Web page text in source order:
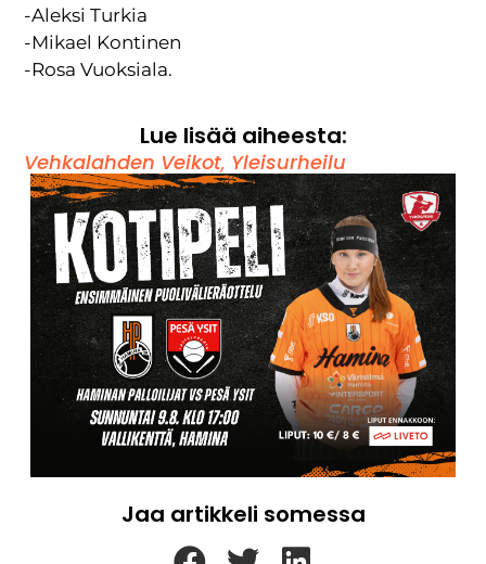
-Aleksi Turkia
-Mikael Kontinen
-Rosa Vuoksiala.
Lue lisää aiheesta:
Vehkalahden Veikot, Yleisurheilu
Jaa artikkeli somessa